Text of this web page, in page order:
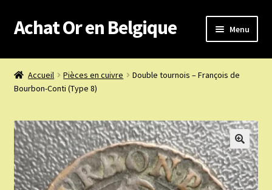
Aller
à
navigation
Aller
au
Achat Or en Belgique Menu
Achat or en Belgique
Boutique or et argent
Confidentialité
Accueil Pièces en cuivre
Double tournois – François de
Bourbon-Conti (Type 8)